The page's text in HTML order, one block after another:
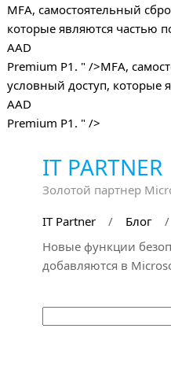
MFA, самостоятельный
которые являются частью
AAD
Premium P1. " />MFA,
условный доступ, которые
AAD
Premium P1. " />
IT PARTNER
Золотой партнер
IT Partner
/ Блог
/
Новые функции
добавляются в